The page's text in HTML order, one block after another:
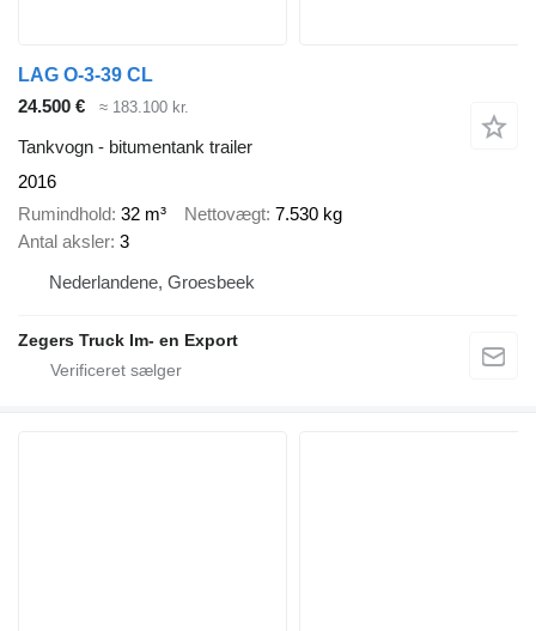
LAG O-3-39 CL
24.500 €
≈ 183.100 kr.
Tankvogn - bitumentank trailer
2016
Rumindhold 32 m³ Nettovægt 7.530 kg
Antal aksler 3
Nederlandene, Groesbeek
Zegers Truck Im- en Export